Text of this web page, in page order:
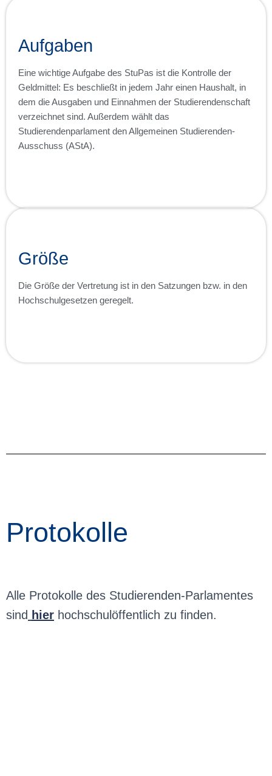
Aufgaben
Eine wichtige Aufgabe des StuPas ist die Kontrolle der
Geldmittel: Es beschließt in jedem Jahr einen Haushalt, in
dem die Ausgaben und Einnahmen der Studierendenschaft
verzeichnet sind. Außerdem wählt das
Studierendenparlament den Allgemeinen Studierenden-
Ausschuss (AStA).
Größe
Die Größe der Vertretung ist in den Satzungen bzw. in den
Hochschulgesetzen geregelt.
Protokolle
Alle Protokolle des Studierenden-Parlamentes
sind hier hochschulöffentlich zu finden.